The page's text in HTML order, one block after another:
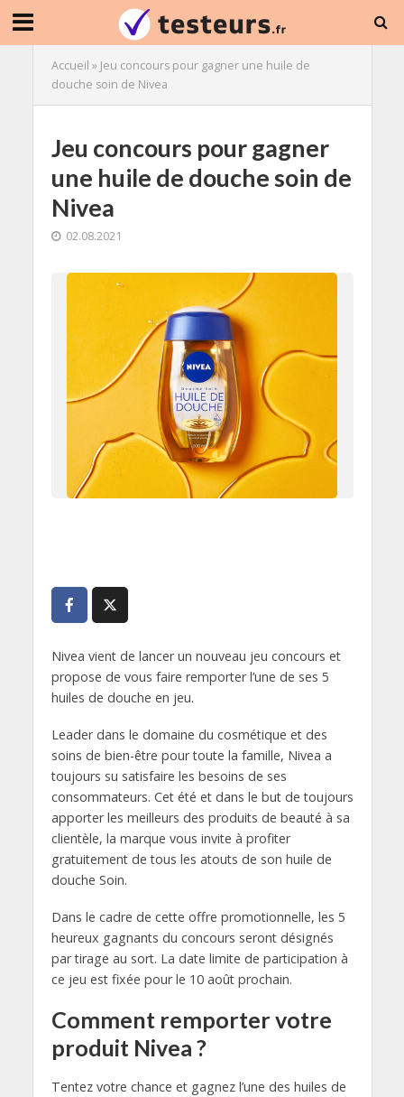
Accueil » Jeu concours pour gagner une huile de
douche soin de Nivea
Jeu concours pour gagner
une huile de douche soin de
Nivea
02.08.2021
Nivea vient de lancer un nouveau jeu concours et
propose de vous faire remporter l’une de ses 5
huiles de douche en jeu.
Leader dans le domaine du cosmétique et des
soins de bien-être pour toute la famille, Nivea a
toujours su satisfaire les besoins de ses
consommateurs. Cet été et dans le but de toujours
apporter les meilleurs des produits de beauté à sa
clientèle, la marque vous invite à profiter
gratuitement de tous les atouts de son huile de
douche Soin.
Dans le cadre de cette offre promotionnelle, les 5
heureux gagnants du concours seront désignés
par tirage au sort. La date limite de participation à
ce jeu est fixée pour le 10 août prochain.
Comment remporter votre
produit Nivea ?
Tentez votre chance et gagnez l’une des huiles de